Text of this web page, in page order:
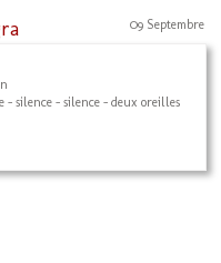
09 Septembre
silence - silence - deux oreilles